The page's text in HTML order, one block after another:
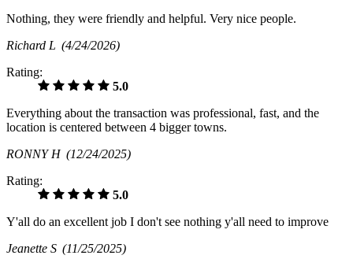
Nothing, they were friendly and helpful. Very nice people.
Richard L (4/24/2026)
Rating:
5.0
Everything about the transaction was professional, fast, and the
location is centered between 4 bigger towns.
RONNY H (12/24/2025)
Rating:
5.0
Y'all do an excellent job I don't see nothing y'all need to improve
Jeanette S (11/25/2025)